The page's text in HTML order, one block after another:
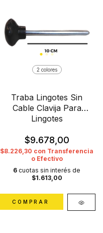
2 colores
Traba Lingotes Sin
Cable Clavija Para
Lingotes
$9.678,00
$8.226,30 con Transferencia
o Efectivo
6 cuotas sin interés de
$1.613,00
COMPRAR